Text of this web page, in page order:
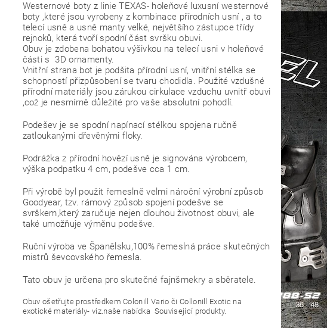
Westernové boty z linie TEXAS- holeňové luxusní westernové
boty ,které jsou vyrobeny z kombinace přírodních usní , a to
telecí usně a usně manty velké, největšího zástupce třídy
rejnoků, která tvoří spodní část svršku obuvi.
Obuv je zdobena bohatou výšivkou na telecí usni v holeňové
části s 3D ornamenty.
Vnitřní strana bot je podšita přírodní usní, vnitřní stélka se
schopností přizpůsobení se tvaru chodidla. Použité vzdušné
přírodní materiály jsou zárukou cirkulace vzduchu uvnitř obuvi
,což je nesmírně důležité pro vaše absolutní pohodlí.
Podešev je se spodní napínací stélkou spojena ručně
zatloukanými dřevěnými floky.
Podrážka z přírodní hovězí usně je signována výrobcem,
výška podpatku 4 cm, podešve cca 1 cm.
Při výrobě byl použit řemeslně velmi nároční výrobní způsob
Goodyear, tzv. rámový způsob spojení podešve se
svrškem,který zaručuje nejen dlouhou životnost obuvi, ale
také umožňuje výměnu podešve.
Ruční výroba ve Španělsku,100% řemeslná práce skutečných
mistrů ševcovského řemesla.
Tato obuv je určena pro skutečné fajnšmekry a sběratele.
Obuv ošetřujte prostředkem Colonill Vario či Collonill Exotic na
exotické materiály- viz.naše nabídka Související produkty.